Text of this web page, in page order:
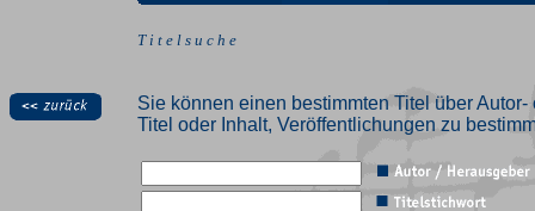
T i t e l s u c h e
Sie können einen bestimmten Titel über
Titel oder Inhalt, Veröffentlichungen zu